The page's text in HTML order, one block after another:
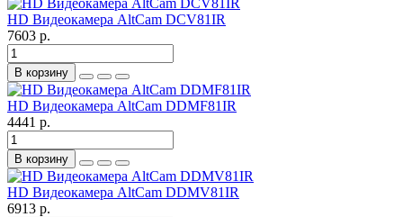
HD Видеокамера AltCam DCV81IR
7603 р.
В корзину
HD Видеокамера AltCam DDMF81IR
4441 р.
В корзину
HD Видеокамера AltCam DDMV81IR
6913 р.